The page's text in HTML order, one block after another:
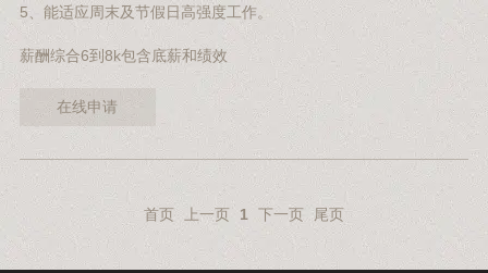
5、能适应周末及节假日高强度工作。
薪酬综合6到8k包含底薪和绩效
在线申请
首页 上一页 1 下一页 尾页